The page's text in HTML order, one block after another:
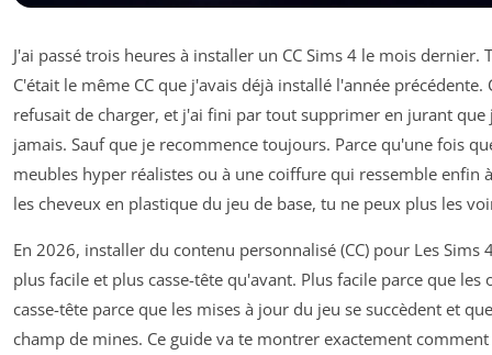
J'ai passé trois heures à installer un CC Sims 4 le mois dernier.
C'était le même CC que j'avais déjà installé l'année précédente.
refusait de charger, et j'ai fini par tout supprimer en jurant que
jamais. Sauf que je recommence toujours. Parce qu'une fois
meubles hyper réalistes ou à une coiffure qui ressemble enfin
les cheveux en plastique du jeu de base, tu ne peux plus les
En 2026, installer du contenu personnalisé (CC) pour Les Sims
plus facile et plus casse-tête qu'avant. Plus facile parce que
casse-tête parce que les mises à jour du jeu se succèdent et
champ de mines. Ce guide va te montrer exactement